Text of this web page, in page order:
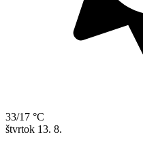
33/17 °C
štvrtok 13. 8.